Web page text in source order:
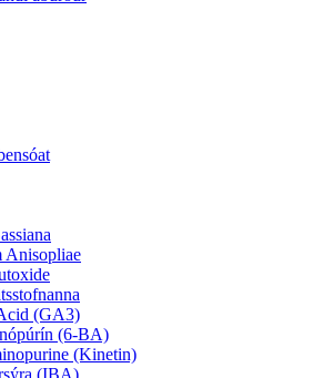
Anisopliae
(GA3)
(6-BA)
(Kinetin)
(IBA)